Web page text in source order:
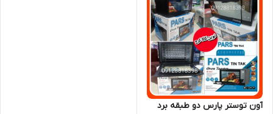
آون توستر پارس دو طبقه برد